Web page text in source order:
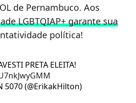
de Pernambuco. Aos
LGBTQIAP+ garante sua
política!
PRETA ELEITA!
5070 (@ErikakHilton)